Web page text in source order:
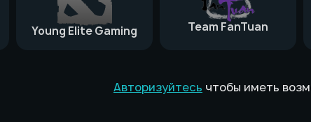
Young Elite Gaming Team FanTuan
Авторизуйтесь чтобы иметь